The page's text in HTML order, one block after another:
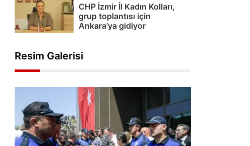
CHP İzmir İl Kadın Kolları,
grup toplantısı için
Ankara’ya gidiyor
Resim Galerisi